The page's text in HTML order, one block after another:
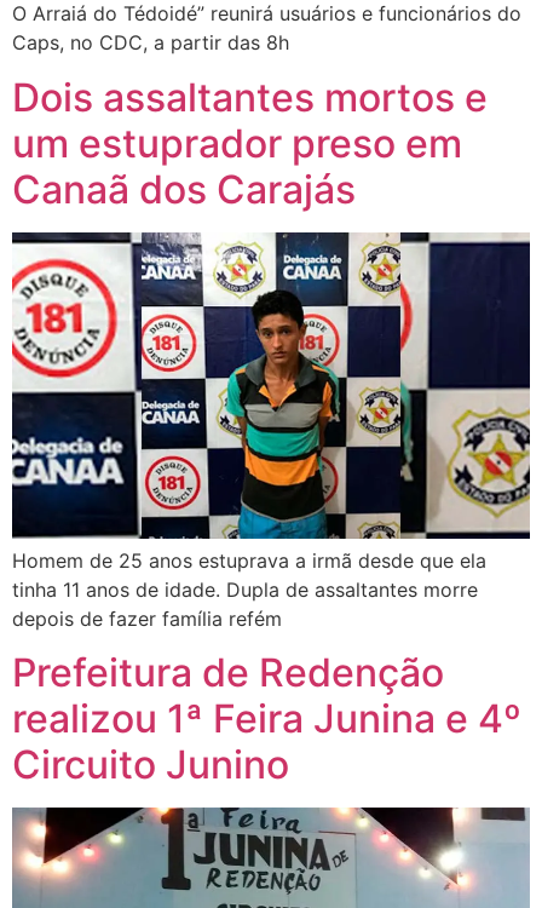
O Arraiá do Tédoidé” reunirá usuários e funcionários do
Caps, no CDC, a partir das 8h
Dois assaltantes mortos e
um estuprador preso em
Canaã dos Carajás
Homem de 25 anos estuprava a irmã desde que ela
tinha 11 anos de idade. Dupla de assaltantes morre
depois de fazer família refém
Prefeitura de Redenção
realizou 1ª Feira Junina e 4º
Circuito Junino